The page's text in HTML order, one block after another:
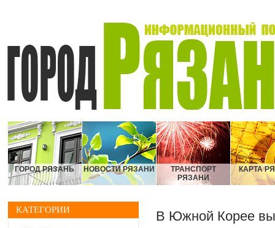
ГОРОД РЯЗАНЬ НОВОСТИ РЯЗАНИ
ТРАНСПОРТ
РЯЗАНИ
КАРТА
КАТЕГОРИИ
В Южной Корее